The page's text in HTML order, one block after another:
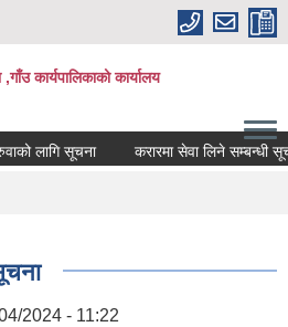
कार्यपालिकाको कार्यालय
लागि सूचना करारमा सेवा लिने सम्बन्धी
2024 - 11:22